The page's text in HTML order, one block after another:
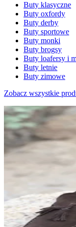
Buty klasyczne
Buty oxfordy
Buty derby
Buty sportowe
Buty monki
Buty brogsy
Buty loafersy i
Buty letnie
Buty zimowe
Zobacz wszystkie